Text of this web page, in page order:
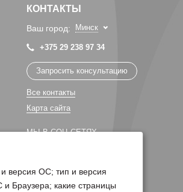
КОНТАКТЫ
Ваш город: Минск
+375 29 238 97 34
Запросить консультацию
Все контакты
Карта сайта
МЫ В СОЦ СЕТЯХ
версия ОС; тип и версия
и Браузера; какие страницы